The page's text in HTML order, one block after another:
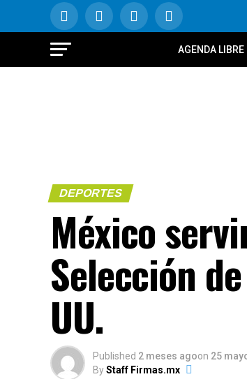
AGENDA LIBRE
DEPORTES
México
Selección
UU.
Published 2 meses agoon 25
ByStaff Firmas.mx